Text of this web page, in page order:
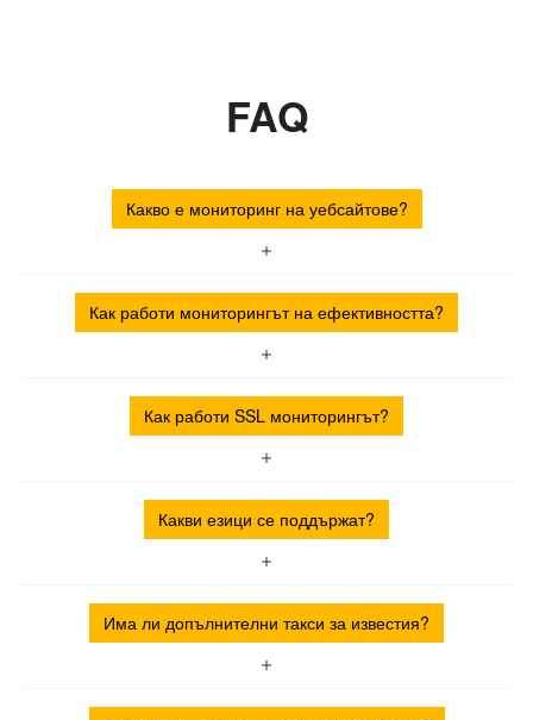
FAQ
Какво е мониторинг на уебсайтове?
Как работи мониторингът на ефективността?
Как работи SSL мониторингът?
Какви езици се поддържат?
Има ли допълнителни такси за известия?